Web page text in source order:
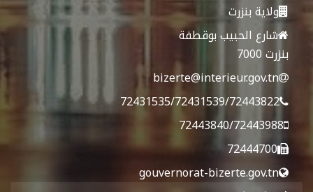
ولاية بنزرت
شارع الحبيب بوقطفة
بنزرت 7000
bizerte@interieur.gov.tn
72431535/72431539/72443822
72443840/72443988
72444700
gouvernorat-bizerte.gov.tn